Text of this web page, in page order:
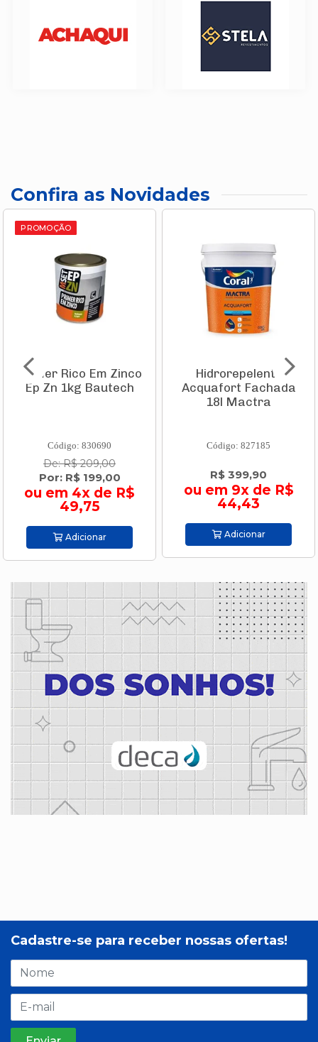
Confira as Novidades
PROMOÇÃO
Primer Rico Em Zinco
Ep Zn 1kg Bautech
Código: 830690
De: R$ 209,00
Por: R$ 199,00
ou em 4x de R$
49,75
Adicionar
Hidrorepelente
Acquafort Fachada
18l Mactra
Código: 827185
R$ 399,90
ou em 9x de R$
44,43
Adicionar
Cadastre-se para receber nossas ofertas!